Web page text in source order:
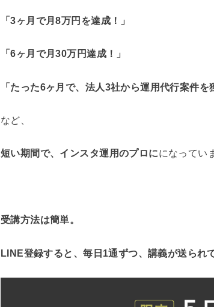
「3ヶ月で月8万円を達成！」
「6ヶ月で月30万円達成！」
「たった6ヶ月で、法人3社から運用代行案件を
など、
短い期間で、インスタ運用のプロにになってい
受講方法は簡単。
LINE登録すると、毎日1通ずつ、講義が送られ